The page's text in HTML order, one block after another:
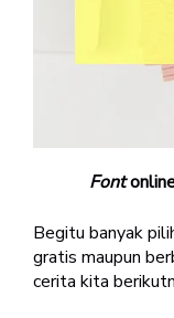
Font
Begitu banyak
gratis maupun
cerita kita